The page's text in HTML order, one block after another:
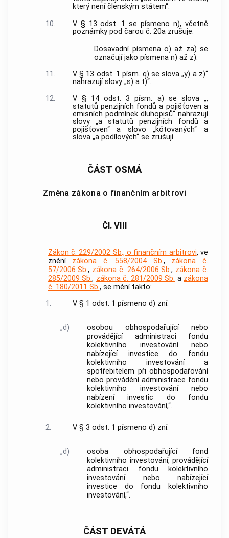
který není členským státem“.
10.
V § 13 odst. 1 se písmeno n), včetně
poznámky pod čarou č. 20a zrušuje.
Dosavadní písmena o) až za) se
označují jako písmena n) až z).
11.
V § 13 odst. 1 písm. q) se slova „y) a z)“
nahrazují slovy „s) a t)“.
12.
V § 14 odst. 3 písm. a) se slova „,
statutů penzijních fondů a pojišťoven a
emisních podmínek dluhopisů“ nahrazují
slovy „a statutů penzijních fondů a
pojišťoven“ a slovo „kótovaných“ a
slova „a podílových“ se zrušují.
ČÁST OSMÁ
Změna zákona o finančním arbitrovi
Čl. VIII
Zákon č. 229/2002 Sb., o finančním arbitrovi, ve
znění zákona č. 558/2004 Sb., zákona č.
57/2006 Sb., zákona č. 264/2006 Sb., zákona č.
285/2009 Sb., zákona č. 281/2009 Sb. a zákona
č. 180/2011 Sb., se mění takto:
1.
V § 1 odst. 1 písmeno d) zní:
„d)
osobou obhospodařující nebo
provádějící administraci fondu
kolektivního investování nebo
nabízející investice do fondu
kolektivního investování a
spotřebitelem při obhospodařování
nebo provádění administrace fondu
kolektivního investování nebo
nabízení investic do fondu
kolektivního investování,“.
2. V § 3 odst. 1 písmeno d) zní:
„d)
osoba obhospodařující fond
kolektivního investování, provádějící
administraci fondu kolektivního
investování nebo nabízející
investice do fondu kolektivního
investování,“.
ČÁST DEVÁTÁ